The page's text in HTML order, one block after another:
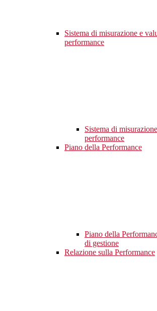
Sistema di misurazione e
performance
Sistema di
performance
Piano della Performance
Piano della
di gestione
Relazione sulla Performance